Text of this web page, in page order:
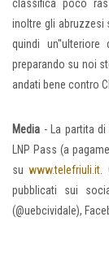
classifica poco
inoltre gli abruzzesi
quindi
preparando su noi
andati bene contro
Media - La partita
LNP Pass (a
suwww.telefriuli.it
pubblicati sui
(@uebcividale),